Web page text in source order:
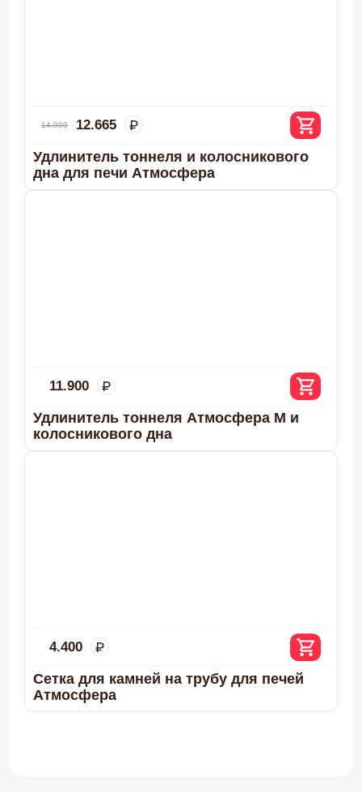
14.900 12.665
Удлинитель тоннеля и колосникового
дна для печи Атмосфера
11.900
Удлинитель тоннеля Атмосфера М и
колосникового дна
4.400
Сетка для камней на трубу для печей
Атмосфера